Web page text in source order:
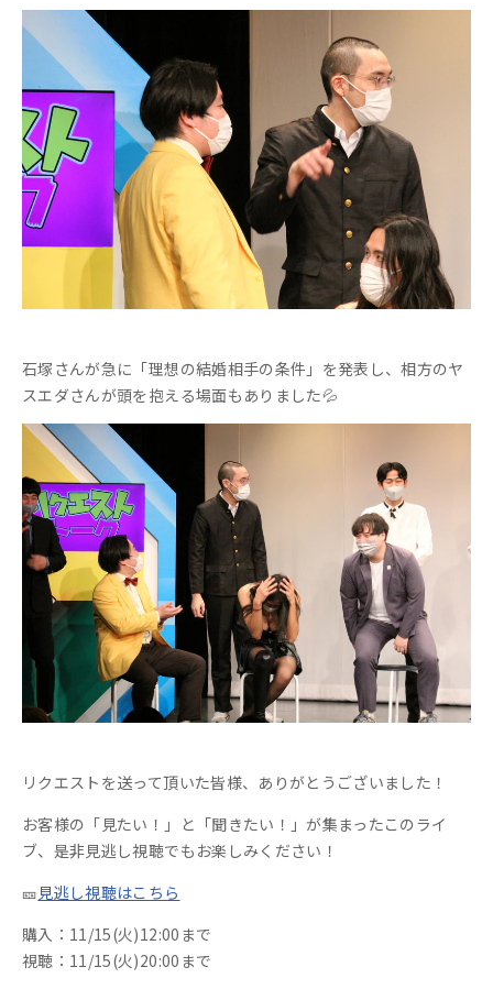
石塚さんが急に「理想の結婚相手の条件」を発表し、相方のヤ
スエダさんが頭を抱える場面もありました💦
リクエストを送って頂いた皆様、ありがとうございました！
お客様の「見たい！」と「聞きたい！」が集まったこのライ
ブ、是非見逃し視聴でもお楽しみください！
🎫 見逃し視聴はこちら
購入：11/15(火)12:00まで
視聴：11/15(火)20:00まで